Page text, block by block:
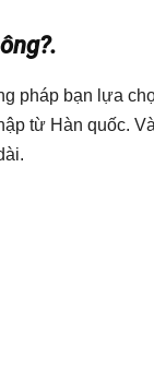
pháp bạn lựa
từ Hàn quốc.